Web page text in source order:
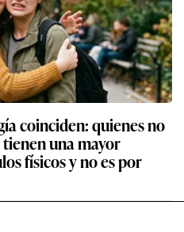
coinciden: quienes no
una mayor
físicos y no es por